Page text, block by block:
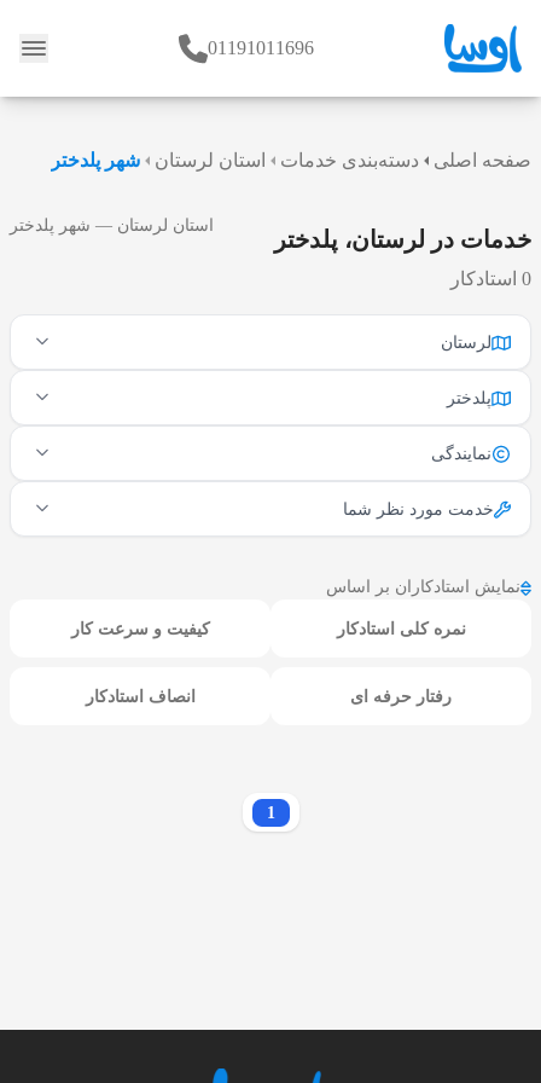
وبلاگ 01191011696
صفحه اصلی دسته‌بندی خدمات استان لرستان شهر پلدختر
خدمات در لرستان، پلدختر
0 استادکار
استان لرستان — شهر پلدختر
لرستان
پلدختر
نمایندگی
خدمت مورد نظر شما
نمایش استادکاران بر اساس
نمره کلی استادکار کیفیت و سرعت کار
رفتار حرفه ای انصاف استادکار
1